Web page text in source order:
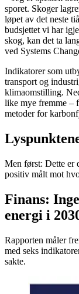
sporet. Skoger
løpet av det neste
budsjettet vi har
skog, kan det ta
ved Systems
Indikatorer som
transport og
klimaomstilling.
like mye fremme –
metoder for
Men først: Dette er
positiv målt mot
Finans:
energi i
Rapporten måler
med seks
sakte.